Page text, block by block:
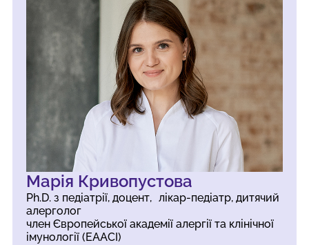
Марія Кривопустова
Ph.D. з педіатрії, доцент, лікар-педіатр, дитячий
алерголог
член Європейської академії алергії та клінічної
імунології (EAACI)